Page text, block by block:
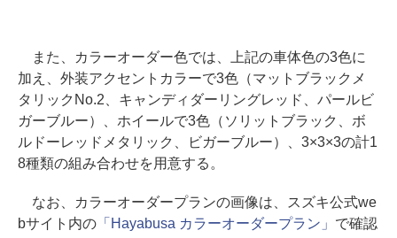
また、カラーオーダー色では、上記の車体色の3色に
加え、外装アクセントカラーで3色（マットブラックメ
タリックNo.2、キャンディダーリングレッド、パールビ
ガーブルー）、ホイールで3色（ソリットブラック、ボ
ルドーレッドメタリック、ビガーブルー）、3×3×3の計1
8種類の組み合わせを用意する。
なお、カラーオーダープランの画像は、スズキ公式we
bサイト内の「Hayabusa カラーオーダープラン」 で確認